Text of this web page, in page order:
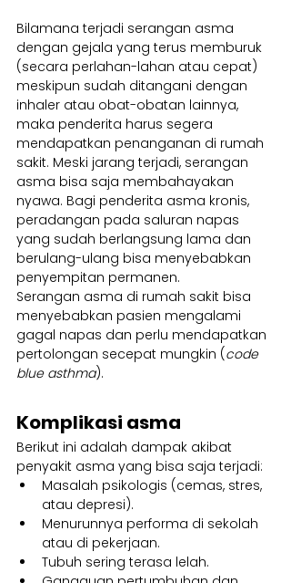
Bilamana terjadi serangan asma
dengan gejala yang terus memburuk
(secara perlahan-lahan atau cepat)
meskipun sudah ditangani dengan
inhaler atau obat-obatan lainnya,
maka penderita harus segera
mendapatkan penanganan di rumah
sakit. Meski jarang terjadi, serangan
asma bisa saja membahayakan
nyawa. Bagi penderita asma kronis,
peradangan pada saluran napas
yang sudah berlangsung lama dan
berulang-ulang bisa menyebabkan
penyempitan permanen.
Serangan asma di rumah sakit bisa
menyebabkan pasien mengalami
gagal napas dan perlu mendapatkan
pertolongan secepat mungkin (code
blue asthma).
Komplikasi asma
Berikut ini adalah dampak akibat
penyakit asma yang bisa saja terjadi:
Masalah psikologis (cemas, stres,
atau depresi).
Menurunnya performa di sekolah
atau di pekerjaan.
Tubuh sering terasa lelah.